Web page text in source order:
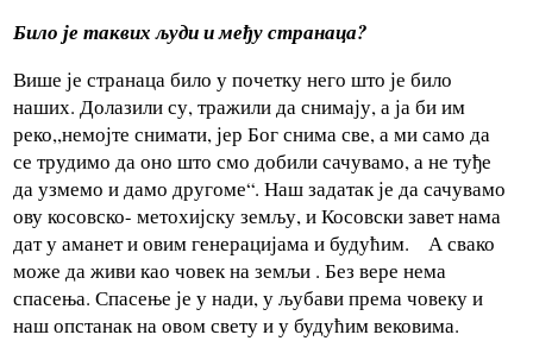
Било је таквих људи и међу странаца?
Више је странаца било у почетку него што је било
наших. Долазили су, тражили да снимају, а ја би им
реко,,немојте снимати, јер Бог снима све, а ми само да
се трудимо да оно што смо добили сачувамо, а не туђе
да узмемо и дамо другоме“. Наш задатак је да сачувамо
ову косовско- метохијску земљу, и Косовски завет нама
дат у аманет и овим генерацијама и будућим. А свако
може да живи као човек на земљи . Без вере нема
спасења. Спасење је у нади, у љубави према човеку и
наш опстанак на овом свету и у будућим вековима.